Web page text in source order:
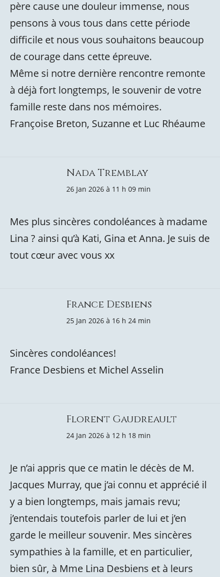
père cause une douleur immense, nous
pensons à vous tous dans cette période
difficile et nous vous souhaitons beaucoup
de courage dans cette épreuve.
Même si notre dernière rencontre remonte
à déjà fort longtemps, le souvenir de votre
famille reste dans nos mémoires.
Françoise Breton, Suzanne et Luc Rhéaume
Nada Tremblay
26 Jan 2026 à 11 h 09 min
Mes plus sincères condoléances à madame
Lina ? ainsi qu’à Kati, Gina et Anna. Je suis de
tout cœur avec vous xx
France Desbiens
25 Jan 2026 à 16 h 24 min
Sincères condoléances!
France Desbiens et Michel Asselin
Florent Gaudreault
24 Jan 2026 à 12 h 18 min
Je n’ai appris que ce matin le décès de M.
Jacques Murray, que j’ai connu et apprécié il
y a bien longtemps, mais jamais revu;
j’entendais toutefois parler de lui et j’en
garde le meilleur souvenir. Mes sincères
sympathies à la famille, et en particulier,
bien sûr, à Mme Lina Desbiens et à leurs